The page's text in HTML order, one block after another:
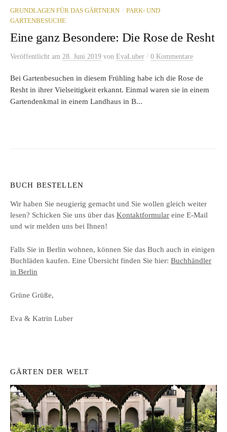
GRUNDLAGEN FÜR DAS GÄRTNERN / PARK- UND
GARTENBESUCHE
Eine ganz Besondere: Die Rose de Resht
Veröffentlicht am 28. Juni 2019 von EvaLuber / 0 Kommentare
Bei Gartenbesuchen in diesem Frühling habe ich die Rose de
Resht in ihrer Vielseitigkeit erkannt. Einmal waren sie in einem
Gartendenkmal in einem Landhaus in B...
BUCH BESTELLEN
Wir haben Sie neugierig gemacht und Sie wollen gleich weiter
lesen? Schicken Sie uns über das Kontaktformular eine E-Mail
und wir melden uns bei Ihnen!
Falls Sie in Berlin wohnen, können Sie das Buch auch in einigen
Buchläden kaufen. Eine Übersicht finden Sie hier: Buchhändler
in Berlin
Grüne Grüße,
Eva & Katrin Luber
GÄRTEN DER WELT